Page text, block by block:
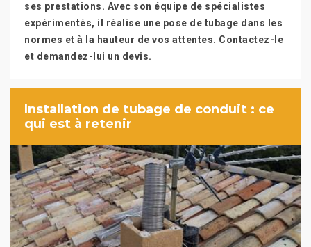
ses prestations. Avec son équipe de spécialistes
expérimentés, il réalise une pose de tubage dans les
normes et à la hauteur de vos attentes. Contactez-le
et demandez-lui un devis.
Installation de tubage de conduit : ce
qui est à retenir